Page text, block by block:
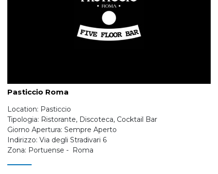
Pasticcio Roma
Location: Pasticcio
Tipologia: Ristorante, Discoteca, Cocktail Bar
Giorno Apertura: Sempre Aperto
Indirizzo: Via degli Stradivari 6
Zona: Portuense - Roma